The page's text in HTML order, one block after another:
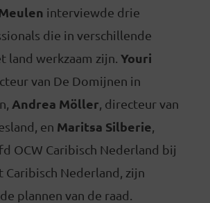
interviewde drie
die in verschillende
land werkzaam zijn. Youri
van De Domijnen in
Andrea Möller , directeur van
en Maritsa Silberie
OCW Caribisch Nederland bij
Caribisch Nederland, zijn
plannen van de raad.